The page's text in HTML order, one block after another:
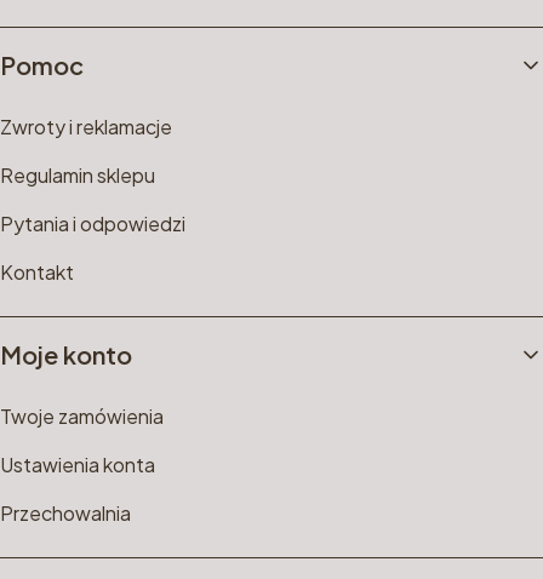
Linki w stopce
Pomoc
Zwroty i reklamacje
Regulamin sklepu
Pytania i odpowiedzi
Kontakt
Moje konto
Twoje zamówienia
Ustawienia konta
Przechowalnia